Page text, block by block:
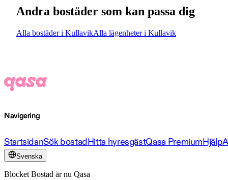
Andra bostäder som kan passa dig
Alla bostäder i KullavikAlla lägenheter i Kullavik
Navigering
StartsidanSök bostadHitta hyresgästQasa PremiumHjälp
Svenska
Blocket Bostad är nu Qasa